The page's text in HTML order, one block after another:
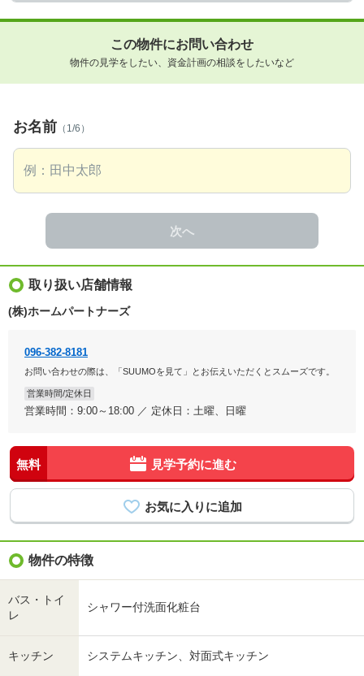
この物件にお問い合わせ
物件の見学をしたい、資金計画の相談をしたいなど
お名前 （1/6）
次へ
取り扱い店舗情報
(株)ホームパートナーズ
096-382-8181
お問い合わせの際は、「SUUMOを見て」とお伝えいただくとスムーズです。
営業時間/定休日
営業時間：9:00～18:00 ／ 定休日：土曜、日曜
無料 見学予約に進む
物件の特徴
バス・トイ
レ
シャワー付洗面化粧台
キッチン システムキッチン、対面式キッチン